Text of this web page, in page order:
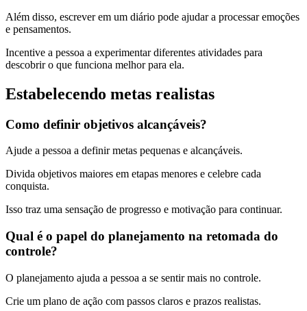
Além disso, escrever em um diário pode ajudar a processar emoções
e pensamentos.
Incentive a pessoa a experimentar diferentes atividades para
descobrir o que funciona melhor para ela.
Estabelecendo metas realistas
Como definir objetivos alcançáveis?
Ajude a pessoa a definir metas pequenas e alcançáveis.
Divida objetivos maiores em etapas menores e celebre cada
conquista.
Isso traz uma sensação de progresso e motivação para continuar.
Qual é o papel do planejamento na retomada do
controle?
O planejamento ajuda a pessoa a se sentir mais no controle.
Crie um plano de ação com passos claros e prazos realistas.